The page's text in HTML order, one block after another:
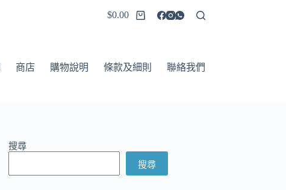
$0.00
商店 購物說明 條款及細則 聯絡我們
搜尋
搜尋